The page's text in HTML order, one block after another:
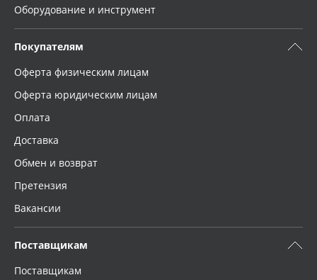
Оборудование и инструмент
Покупателям
Оферта физическим лицам
Оферта юридическим лицам
Оплата
Доставка
Обмен и возврат
Претензия
Вакансии
Поставщикам
Поставщикам